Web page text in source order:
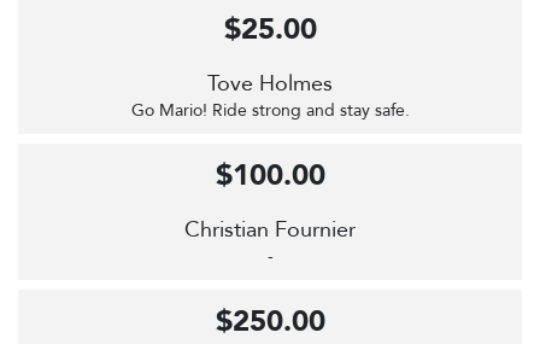
Tove Holmes
Go Mario! Ride strong and stay safe.
$25.00
Christian Fournier
-
$100.00
$250.00